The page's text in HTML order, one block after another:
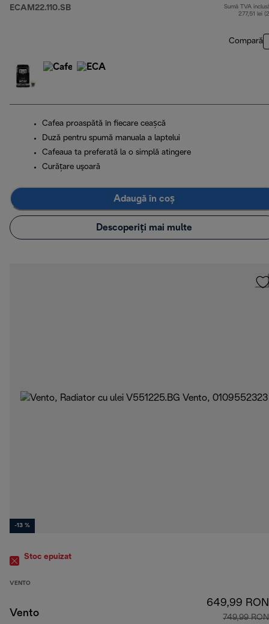
ECAM22.110.SB
Sumă TVA
277,51 lei
Compară
Cafea proaspătă în fiecare ceașcă
Duză pentru spumă manuala a laptelui
Cafeaua ta preferată la o simplă atingere
Curăţare uşoară
Adaugă în coș
Descoperiți mai multe
-13 %
Stoc epuizat
VENTO
Vento
649,99 RON
749,99 RON